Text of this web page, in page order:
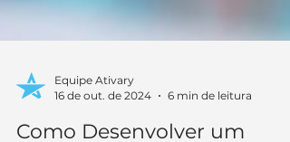
16 de out. de 2024
6 min de leitura